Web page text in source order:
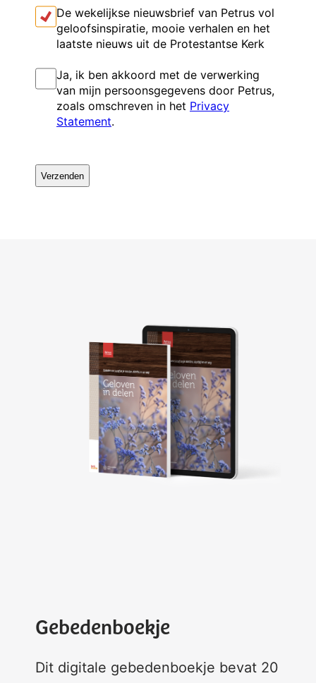
De wekelijkse nieuwsbrief van Petrus vol
geloofsinspiratie, mooie verhalen en het
laatste nieuws uit de Protestantse Kerk
I
n
i
n
g
Ja, ik ben akkoord met de verwerking
van mijn persoonsgegevens door Petrus,
zoals omschreven in het Privacy
Statement.
A
P
T
Gebedenboekje
Dit digitale gebedenboekje bevat 20